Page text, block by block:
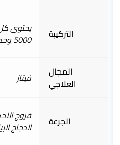
التركيبة
يحتوى كل 1 جم
5000 وحدة من إنزيم الفايتيز
المجال
العلاجي
فيتاز
الجرعة
فروج اللحم: من ١٠٠ إلى
الدجاج البياض: من ٦٠